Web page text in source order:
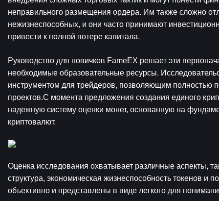
неправильного размещения ордера. Им также сложно
нежизнеспособных, и они часто принимают
привести к полной потере капитала.
Руководство для новичков FameEX решает эти
необходимые образовательные ресурсы.
инструментом для трейдеров, позволяющим полностью
проектов.С момента предложения создания единого
надежную систему оценки монет, основанную на
криптовалют.
Оценка исследования охватывает различные аспекты,
структура, экономическая жизнеспособность токенов и
объективно и представлены в виде легкого для